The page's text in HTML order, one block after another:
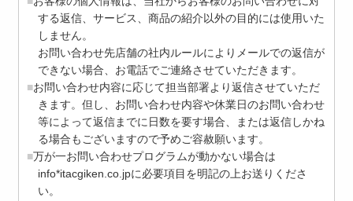
する返信、サービス、商品の紹介以外の目的には使用いた
しません。
お問い合わせ先店舗の社内ルールによりメールでの返信が
できない場合、お電話でご連絡させていただきます。
お問い合わせ内容に応じて担当部署より返信させていただ
きます。但し、お問い合わせ内容や休業日のお問い合わせ
等によって返信までに日数を要す場合、または返信しかね
る場合もございますので予めご容赦願います。
万が一お問い合わせプログラムが動かない場合は
info*itacgiken.co.jpに必要項目を明記の上お送りくださ
い。